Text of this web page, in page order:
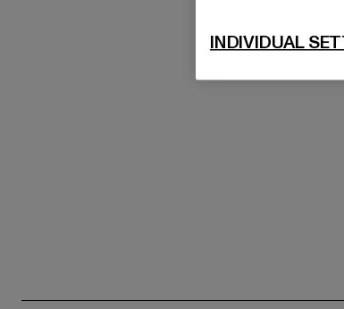
INDIVIDUAL